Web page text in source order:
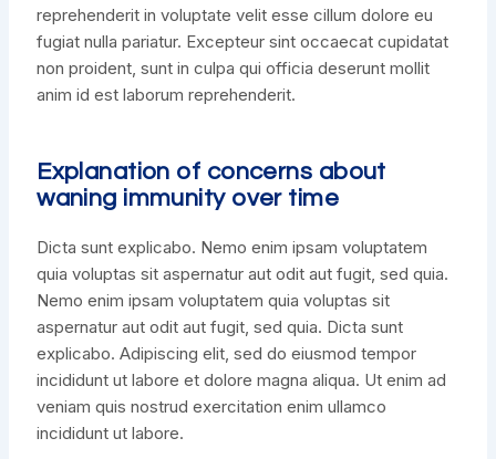
reprehenderit in voluptate velit esse cillum dolore eu
fugiat nulla pariatur. Excepteur sint occaecat cupidatat
non proident, sunt in culpa qui officia deserunt mollit
anim id est laborum reprehenderit.
Explanation of concerns about
waning immunity over time
Dicta sunt explicabo. Nemo enim ipsam voluptatem
quia voluptas sit aspernatur aut odit aut fugit, sed quia.
Nemo enim ipsam voluptatem quia voluptas sit
aspernatur aut odit aut fugit, sed quia. Dicta sunt
explicabo. Adipiscing elit, sed do eiusmod tempor
incididunt ut labore et dolore magna aliqua. Ut enim ad
veniam quis nostrud exercitation enim ullamco
incididunt ut labore.